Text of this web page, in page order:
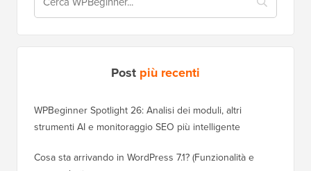
Post più recenti
WPBeginner Spotlight 26: Analisi dei moduli, altri
strumenti AI e monitoraggio SEO più intelligente
Cosa sta arrivando in WordPress 7.1? (Funzionalità e